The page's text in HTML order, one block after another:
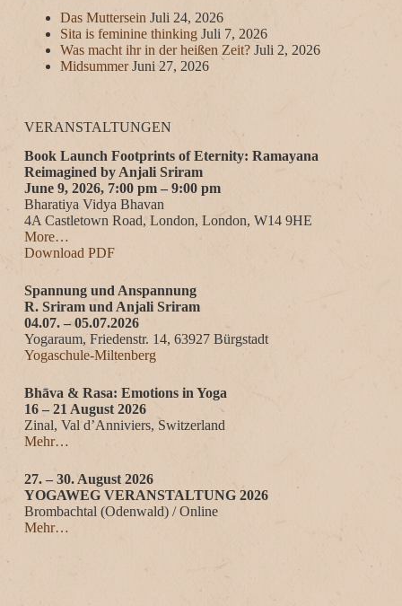
Das Muttersein Juli 24, 2026
Sita is feminine thinking Juli 7, 2026
Was macht ihr in der heißen Zeit? Juli 2, 2026
Midsummer Juni 27, 2026
VERANSTALTUNGEN
Book Launch Footprints of Eternity: Ramayana
Reimagined by Anjali Sriram
June 9, 2026, 7:00 pm – 9:00 pm
Bharatiya Vidya Bhavan
4A Castletown Road, London, London, W14 9HE
More…
Download PDF
Spannung und Anspannung
R. Sriram und Anjali Sriram
04.07. – 05.07.2026
Yogaraum, Friedenstr. 14, 63927 Bürgstadt
Yogaschule-Miltenberg
Bhāva & Rasa: Emotions in Yoga
16 – 21 August 2026
Zinal, Val d’Anniviers, Switzerland
Mehr…
27. – 30. August 2026
YOGAWEG VERANSTALTUNG 2026
Brombachtal (Odenwald) / Online
Mehr…